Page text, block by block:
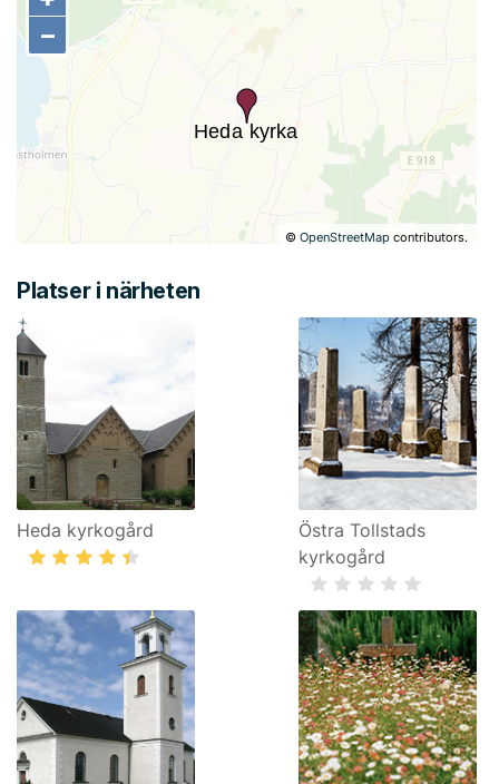
−
©OpenStreetMap contributors.
−
Platser i närheten
Heda kyrkogård
Östra Tollstads
kyrkogård